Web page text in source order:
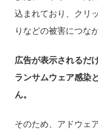
込まれており、クリ
りなどの被害につな
広告が表示されるだ
ランサムウェア感染
ん。
そのため、アドウェ